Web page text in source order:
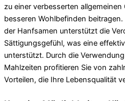
zu einer verbesserten
besseren Wohlbefinden
der Hanfsamen unterstützt die
Sättigungsgefühl, was eine
unterstützt. Durch die
Mahlzeiten profitieren Sie von
Vorteilen, die Ihre Lebensqualität